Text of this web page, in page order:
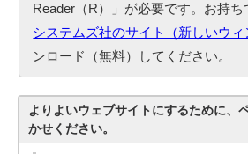
Reader（R）」が必要です。お持ち
システムズ社のサイト（新しいウ
ンロード（無料）してください。
よりよいウェブサイトにするために、
かせください。